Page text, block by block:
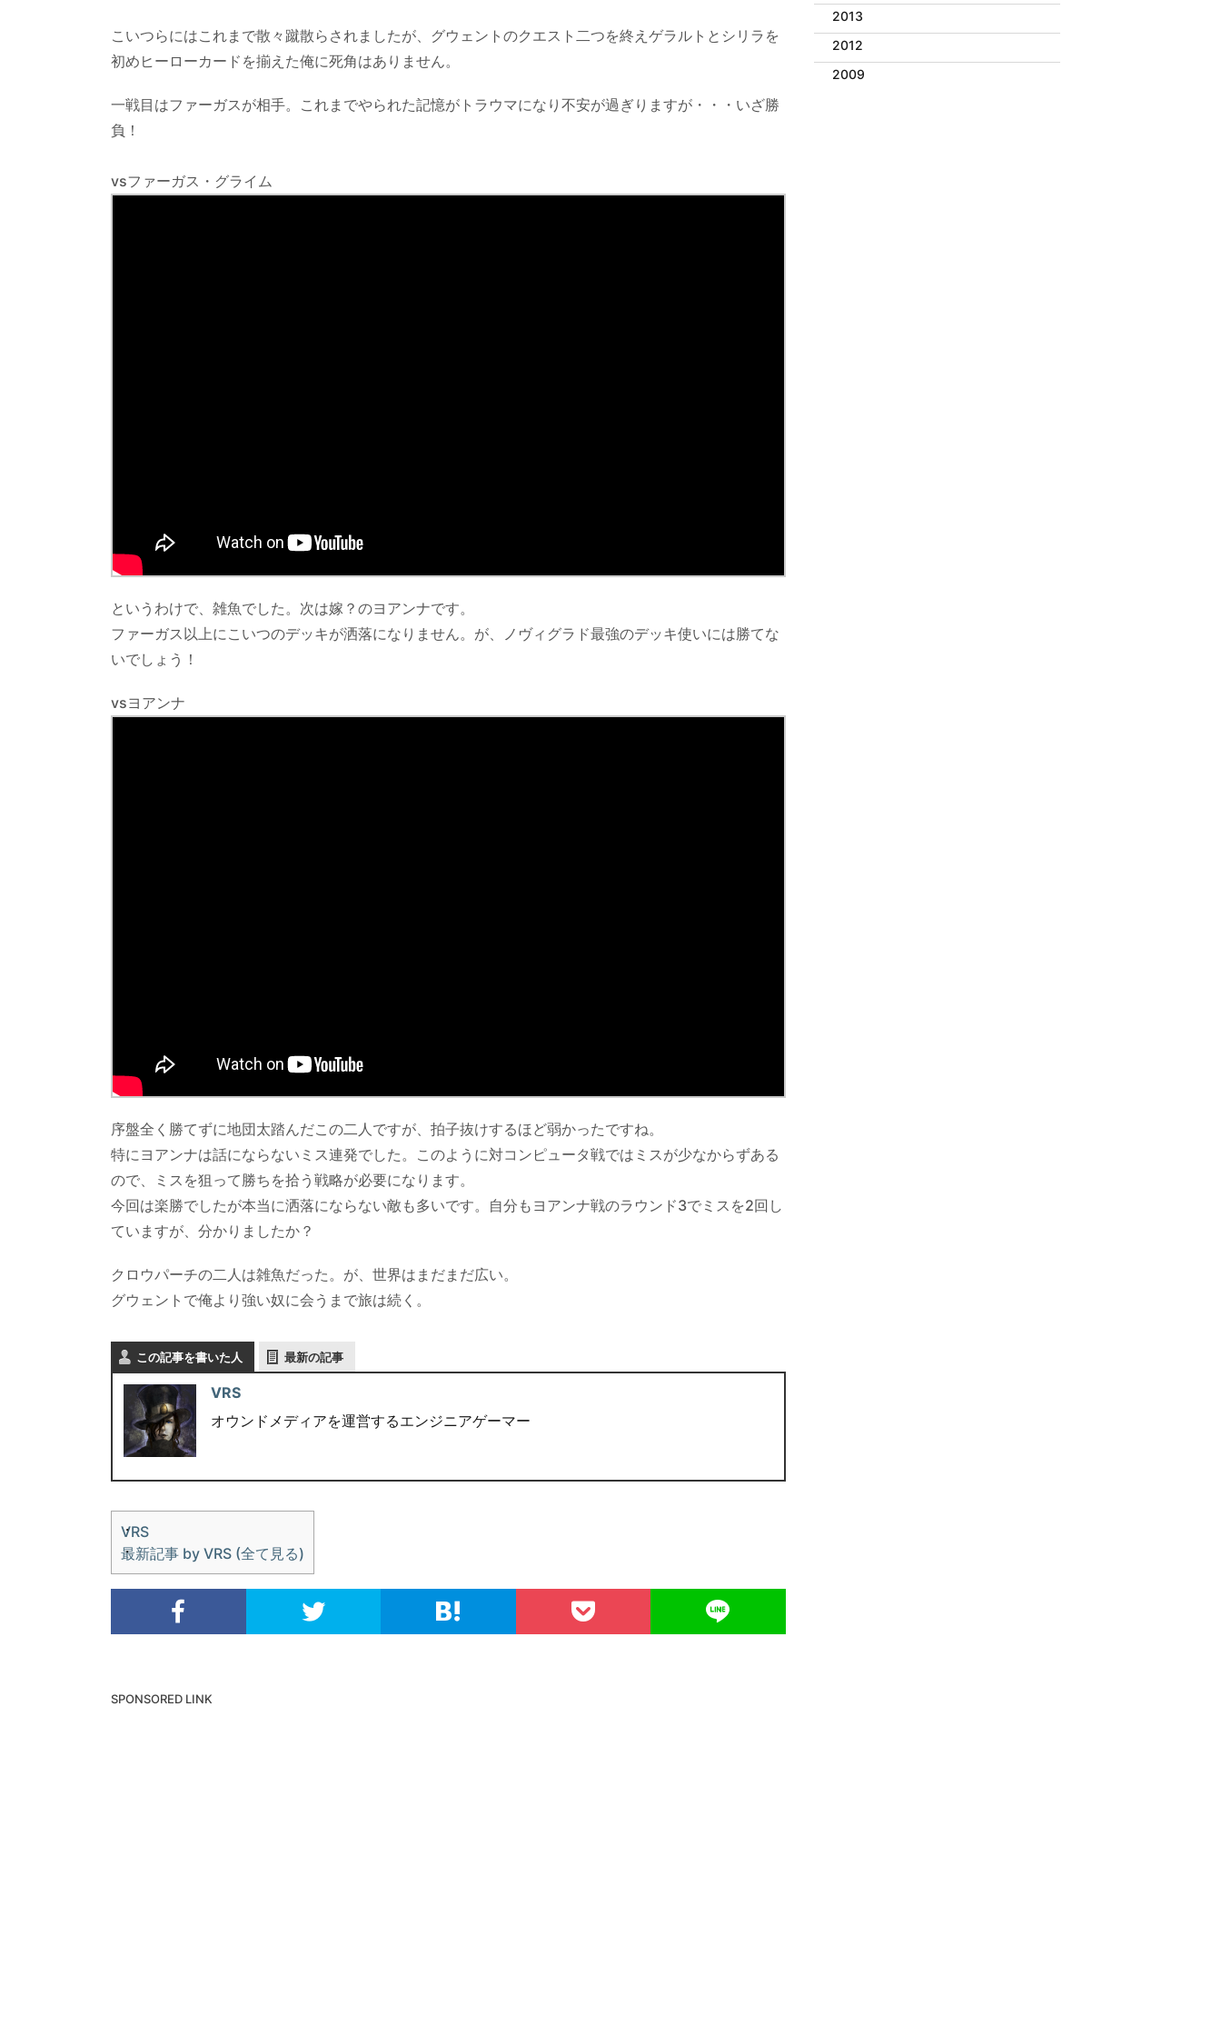
こいつらにはこれまで散々蹴散らされましたが、グウェントのクエスト二つを終えゲラルトとシリラを
初めヒーローカードを揃えた俺に死角はありません。
一戦目はファーガスが相手。これまでやられた記憶がトラウマになり不安が過ぎりますが・・・いざ勝
負！
vsファーガス・グライム
というわけで、雑魚でした。次は嫁？のヨアンナです。
ファーガス以上にこいつのデッキが洒落になりません。が、ノヴィグラド最強のデッキ使いには勝てな
いでしょう！
vsヨアンナ
序盤全く勝てずに地団太踏んだこの二人ですが、拍子抜けするほど弱かったですね。
特にヨアンナは話にならないミス連発でした。このように対コンピュータ戦ではミスが少なからずある
ので、ミスを狙って勝ちを拾う戦略が必要になります。
今回は楽勝でしたが本当に洒落にならない敵も多いです。自分もヨアンナ戦のラウンド3でミスを2回し
ていますが、分かりましたか？
クロウパーチの二人は雑魚だった。が、世界はまだまだ広い。
グウェントで俺より強い奴に会うまで旅は続く。
この記事を書いた人 最新の記事
VRS
オウンドメディアを運営するエンジニアゲーマー
VRS
最新記事 by VRS (全て見る)
SPONSORED LINK
2013
2012
2009